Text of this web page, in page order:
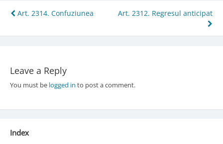
Post
navigation
Art. 2314. Confuziunea Art. 2312. Regresul anticipat
Leave a Reply
You must be logged in to post a comment.
Index